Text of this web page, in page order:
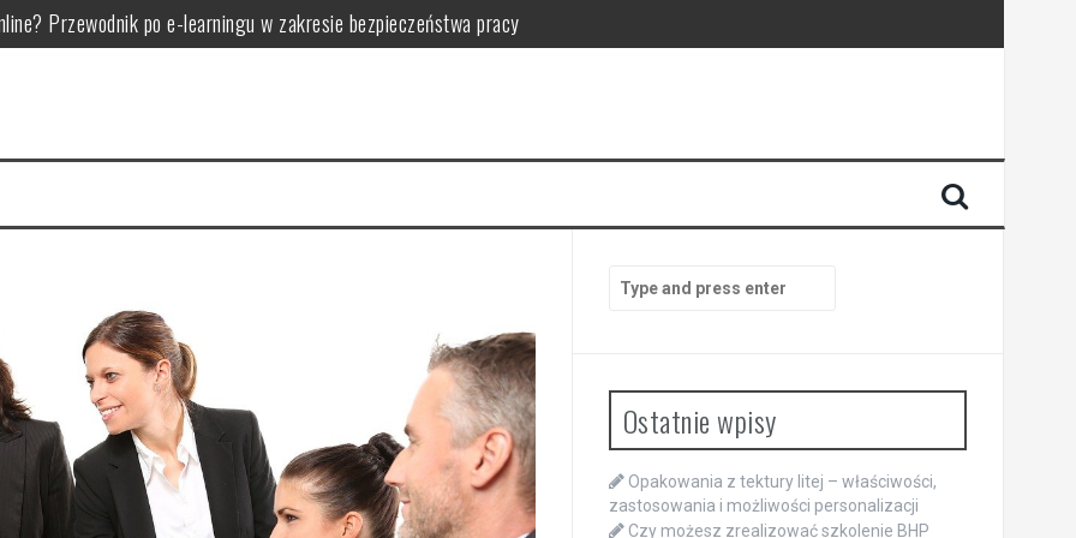
Przewodnik po e-learningu w zakresie bezpieczeństwa pracy
i zasadami minimalizmu
skuteczną analizę zużycia energii
kryteria i rodzaje
Search
for:
Ostatnie wpisy
Opakowania z tektury litej – właściwości,
zastosowania i możliwości personalizacji
Czy możesz zrealizować szkolenie BHP